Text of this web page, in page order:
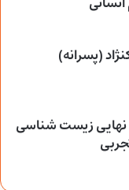
(پسرانه)
نهایی زیست شناسی